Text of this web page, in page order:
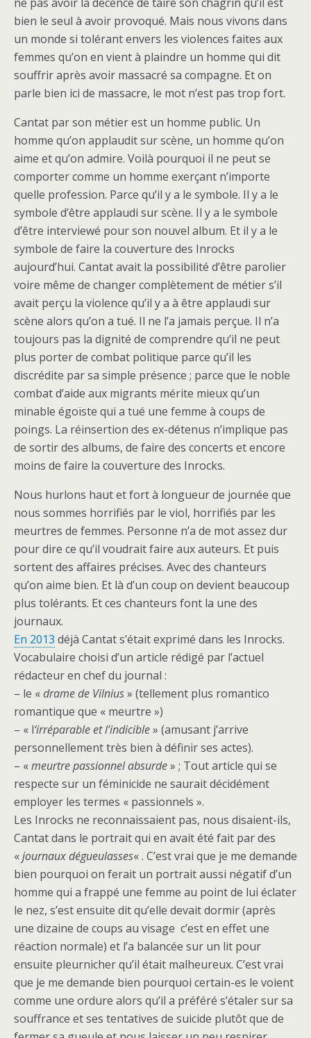
bien le seul à avoir provoqué. Mais nous vivons dans
un monde si tolérant envers les violences faites aux
femmes qu’on en vient à plaindre un homme qui dit
souffrir après avoir massacré sa compagne. Et on
parle bien ici de massacre, le mot n’est pas trop fort.
Cantat par son métier est un homme public. Un
homme qu’on applaudit sur scène, un homme qu’on
aime et qu’on admire. Voilà pourquoi il ne peut se
comporter comme un homme exerçant n’importe
quelle profession. Parce qu’il y a le symbole. Il y a le
symbole d’être applaudi sur scène. Il y a le symbole
d’être interviewé pour son nouvel album. Et il y a le
symbole de faire la couverture des Inrocks
aujourd’hui. Cantat avait la possibilité d’être parolier
voire même de changer complètement de métier s’il
avait perçu la violence qu’il y a à être applaudi sur
scène alors qu’on a tué. Il ne l’a jamais perçue. Il n’a
toujours pas la dignité de comprendre qu’il ne peut
plus porter de combat politique parce qu’il les
discrédite par sa simple présence ; parce que le noble
combat d’aide aux migrants mérite mieux qu’un
minable égoïste qui a tué une femme à coups de
poings. La réinsertion des ex-détenus n’implique pas
de sortir des albums, de faire des concerts et encore
moins de faire la couverture des Inrocks.
Nous hurlons haut et fort à longueur de journée que
nous sommes horrifiés par le viol, horrifiés par les
meurtres de femmes. Personne n’a de mot assez dur
pour dire ce qu’il voudrait faire aux auteurs. Et puis
sortent des affaires précises. Avec des chanteurs
qu’on aime bien. Et là d’un coup on devient beaucoup
plus tolérants. Et ces chanteurs font la une des
journaux.
En 2013 déjà Cantat s’était exprimé dans les Inrocks.
Vocabulaire choisi d’un article rédigé par l’actuel
rédacteur en chef du journal :
– le «drame de Vilnius» (tellement plus romantico
romantique que « meurtre »)
– « l‘irréparable et l’indicible» (amusant j’arrive
personnellement très bien à définir ses actes).
– «meurtre passionnel absurde» ; Tout article qui se
respecte sur un féminicide ne saurait décidément
employer les termes « passionnels ».
Les Inrocks ne reconnaissaient pas, nous disaient-ils,
Cantat dans le portrait qui en avait été fait par des
«journaux dégueulasses« . C’est vrai que je me demande
bien pourquoi on ferait un portrait aussi négatif d’un
homme qui a frappé une femme au point de lui éclater
le nez, s’est ensuite dit qu’elle devait dormir (après
une dizaine de coups au visage c’est en effet une
réaction normale) et l’a balancée sur un lit pour
ensuite pleurnicher qu’il était malheureux. C’est vrai
que je me demande bien pourquoi certain-es le voient
comme une ordure alors qu’il a préféré s’étaler sur sa
souffrance et ses tentatives de suicide plutôt que de